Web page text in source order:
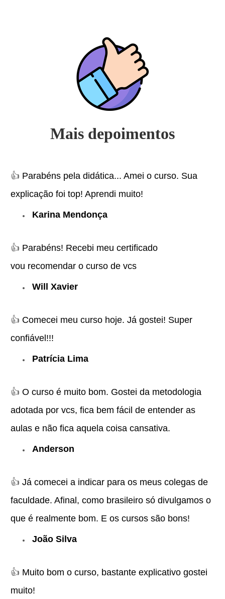
Mais depoimentos
👍 Parabéns pela didática... Amei o curso. Sua
explicação foi top! Aprendi muito!
Karina Mendonça
👍 Parabéns! Recebi meu certificado
vou recomendar o curso de vcs
Will Xavier
👍 Comecei meu curso hoje. Já gostei! Super
confiável!!!
Patrícia Lima
👍 O curso é muito bom. Gostei da metodologia
adotada por vcs, fica bem fácil de entender as
aulas e não fica aquela coisa cansativa.
Anderson
👍 Já comecei a indicar para os meus colegas de
faculdade. Afinal, como brasileiro só divulgamos o
que é realmente bom. E os cursos são bons!
João Silva
👍 Muito bom o curso, bastante explicativo gostei
muito!